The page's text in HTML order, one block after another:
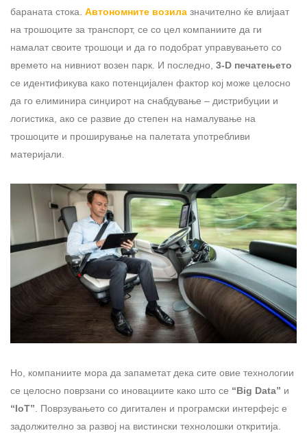
бараната стока. Автономните возила значително ќе влијаат
на трошоците за транспорт, се со цел компаниите да ги
намалат своите трошоци и да го подобрат управувањето со
времето на нивниот возен парк. И последно, 3-D печатењето
се идентификува како потенцијален фактор кој може целосно
да го елиминира синџирот на снабдување – дистрибуции и
логистика, ако се развие до степен на намалување на
трошоците и проширување на палетата употребливи
материјали.
Но, компаниите мора да запаметат дека сите овие технологии
се целосно поврзани со иновациите како што се “Big Data” и
“IoT”. Поврзувањето со дигитален и програмски интерфејс е
задолжително за развој на вистински технолошки откритија.